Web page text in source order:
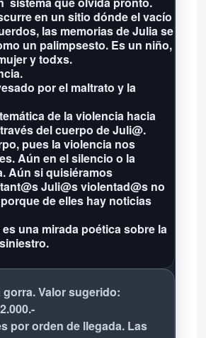
en un sitio dónde el vacío
las memorias de Julia se
un palimpsesto. Es un niño,
y todxs.
por el maltrato y la
de la violencia hacia
del cuerpo de Juli@.
pues la violencia nos
Aún en el silencio o la
Aún si quisiéramos
Juli@s violentad@s no
de elles hay noticias
una mirada poética sobre la
gorra. Valor sugerido:
por orden de llegada. Las